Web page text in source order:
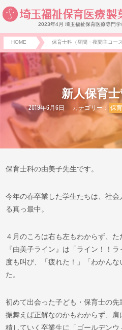
2023年4月 埼玉福祉保育医療専門
HOME 保育士科（昼間・夜間主コー
新人保育
2019年6月6日 カテゴリー： 保
保育士科の由美子先生です。
今年の春卒業した学生たちは、社
る真っ最中。
４月のころは右も左もわからず、
『由美子ライン』は「ライン！！
度も叫び、「疲れた！」「わかん
た。
初めて出会った子ども・保育士の
振舞えば正解なのかもわからず、
積していく卒業生に「ゴールデン